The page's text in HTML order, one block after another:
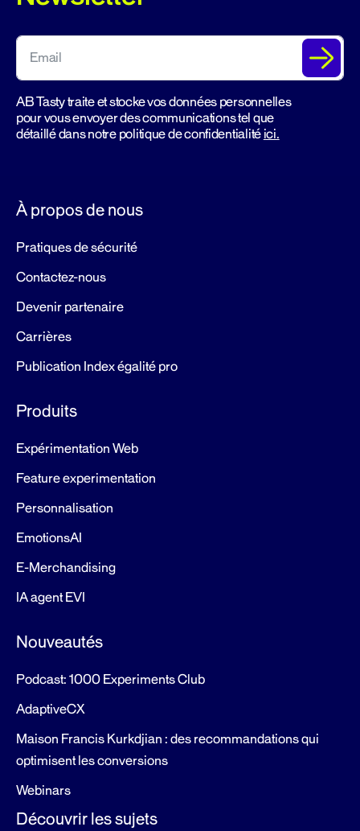
AB Tasty traite et stocke vos données personnelles
pour vous envoyer des communications tel que
détaillé dans notre politique de confidentialitéici.
À propos de nous
Pratiques de sécurité
Contactez-nous
Devenir partenaire
Carrières
Publication Index égalité pro
Produits
Expérimentation Web
Feature experimentation
Personnalisation
EmotionsAI
E-Merchandising
IA agent EVI
Nouveautés
Podcast: 1000 Experiments Club
AdaptiveCX
Maison Francis Kurkdjian : des recommandations qui
optimisent les conversions
Webinars
Découvrir les sujets